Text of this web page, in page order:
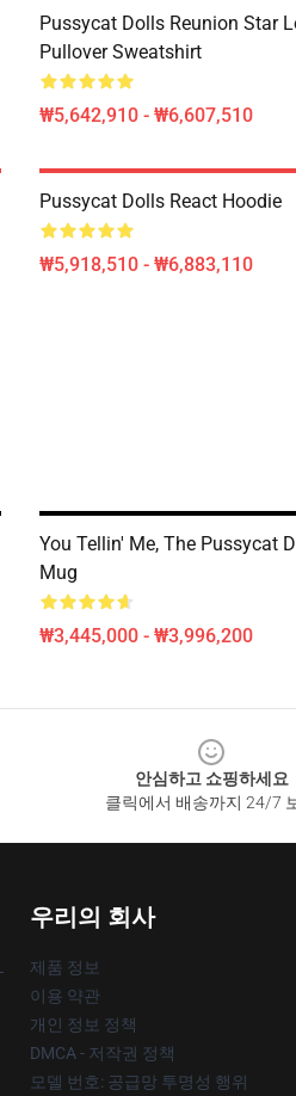
Pussycat Dolls Reunion Star
Pullover Sweatshirt
₩5,642,910 - ₩6,607,510
Pussycat Dolls React Hoodie
₩5,918,510 - ₩6,883,110
You Tellin' Me, The Pussycat
Mug
₩3,445,000 - ₩3,996,200
안심하고 쇼핑하세요
클릭에서 배송까지 24/7
우리의 회사
제품 정보
이용 약관
개인 정보 정책
DMCA - 저작권 정책
모델 번호: 공급망 투명성 행위